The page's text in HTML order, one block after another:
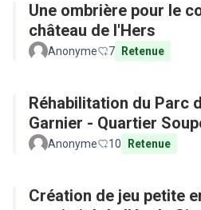
Une ombrière pour le
château de l'Hers
Anonyme 7 Retenue
Réhabilitation du Parc
Garnier - Quartier
Anonyme 10 Retenue
Création de jeu petite